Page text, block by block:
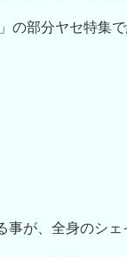
の部分ヤセ特集
事が、全身のシ